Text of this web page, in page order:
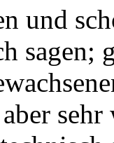
und
sagen;